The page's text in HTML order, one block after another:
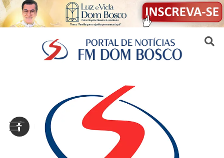
Sair da versão mobile